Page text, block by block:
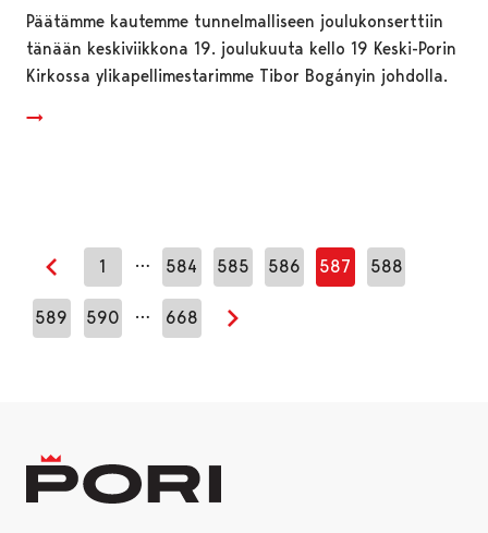
Päätämme kautemme tunnelmalliseen joulukonserttiin
tänään keskiviikkona 19. joulukuuta kello 19 Keski-Porin
Kirkossa ylikapellimestarimme Tibor Bogányin johdolla.
Edellinen sivu
1 … 584 585 586 587 588
589 590 … 668
Seuraava sivu